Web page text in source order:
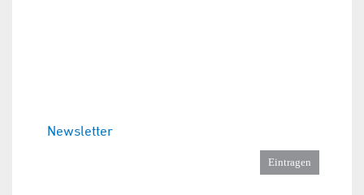
Newsletter